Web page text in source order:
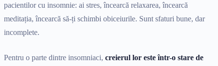
pacientilor cu insomnie: ai stres, încearcă relaxarea, încearcă
meditația, încearcă să-ți schimbi obiceiurile. Sunt sfaturi bune, dar
incomplete.
Pentru o parte dintre insomniaci, creierul lor este într-o stare de